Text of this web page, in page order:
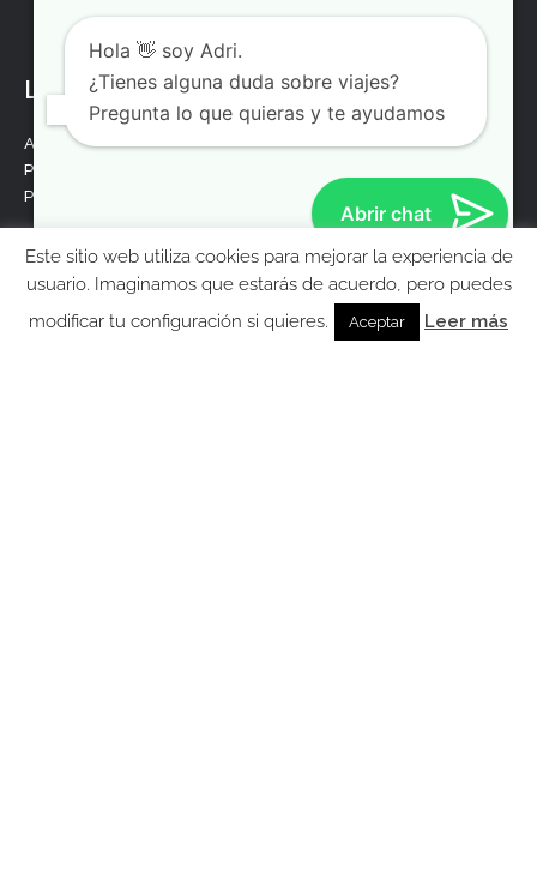
Ebook gratis para preparar tu viaje a Londres
e
T
w
i
t
t
Y
o
u
t
u
I
n
s
t
a
Legal
Aviso legal
Política de privacidad
Politica de cookies
Este sitio web utiliza cookies para mejorar la experiencia de
usuario. Imaginamos que estarás de acuerdo, pero puedes
modificar tu configuración si quieres.
Aceptar Leer más
Hola 👋 soy Adri.
¿Tienes alguna duda sobre viajes?
Pregunta lo que quieras y te ayudamos
Abrir chat
MolaViajar